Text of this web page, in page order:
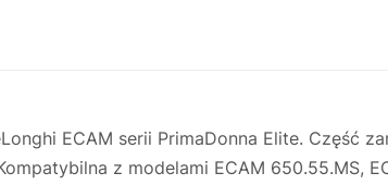
ECAM serii PrimaDonna Elite. Część
z modelami ECAM 650.55.MS,